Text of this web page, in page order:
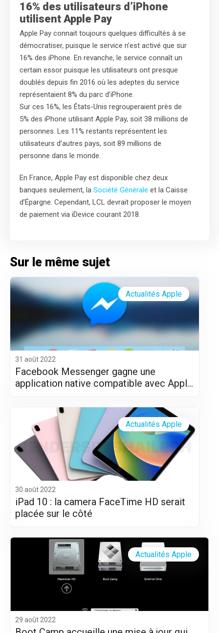
16% des utilisateurs d’iPhone
utilisent Apple Pay
Apple Pay connait toujours quelques difficultés à se
démocratiser, puisque le service n’est activé que sur
16% des iPhone. En revanche, le service connaît un
certain essor puisque les utilisateurs ont presque
doublés depuis fin 2016 où les adeptes du service
représentaient 8% du parc d’iPhone.
Sur ces 16%, les États-Unis regrouperaient près de
5% des iPhone utilisant Apple Pay, soit 38 millions de
personnes. Les 11% restants représentent les
utilisateurs d’autres pays, soit 89 millions de
personne dans le monde.
En France, Apple Pay est disponible chez deux
banques seulement, la Société Générale et la Caisse
d’Épargne. Cependant, LCL devrait proposer le moyen
de paiement via iDevice courant 2018.
Sur le même sujet
31 août 2022
Facebook Messenger gagne une
application native compatible avec Apple
Actualités Apple
30 août 2022
iPad 10 : la camera FaceTime HD serait
placée sur le côté
Actualités Apple
29 août 2022
Actualités Apple